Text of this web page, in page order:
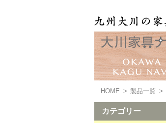
HOME > 製品一覧 >
カテゴリー